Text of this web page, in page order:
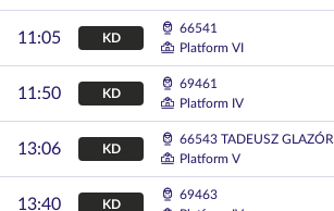
11:05 KD
66541
Platform VI
11:50 KD
69461
Platform IV
13:06 KD
66543 TADEUSZ GLAZÓR
Platform V
13:40 KD
69463